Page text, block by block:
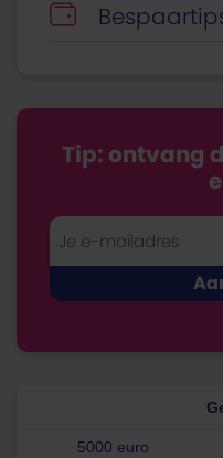
Tip: ontvang
5000 euro